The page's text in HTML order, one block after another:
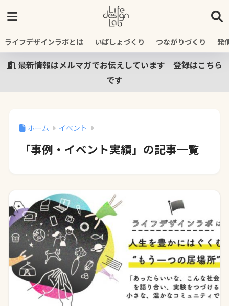
ライフデザインラボとは いばしょづくり つながりづくり 発
最新情報はメルマガでお伝えしています 登録はこちら
です
ホーム イベント
「事例・イベント実績」の記事一覧